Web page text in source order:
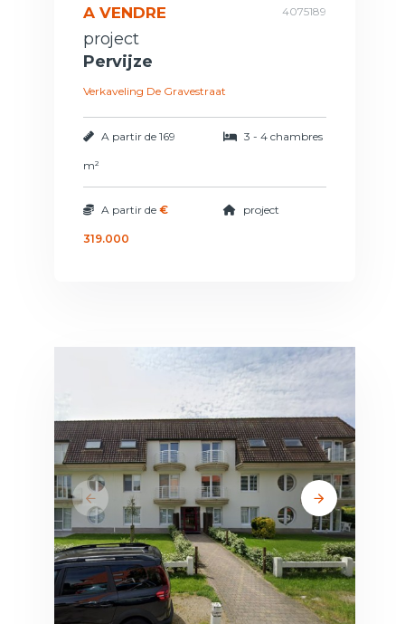
A VENDRE 4075189
project
Pervijze
Verkaveling De Gravestraat
A partir de 169
m²
3 - 4 chambres
A partir de €
319.000
project